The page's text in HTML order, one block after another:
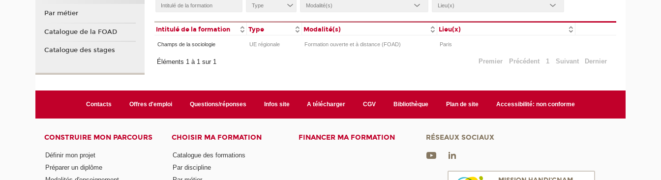
Intitulé de la formation Type Modalité(s) Lieu(x)
Champs de la sociologie UE régionale Formation ouverte et à distance (FOAD) Paris
Éléments 1 à 1 sur 1 Premier Précédent 1 Suivant Dernier
Par métier
Catalogue de la FOAD
Catalogue des stages
Contacts Offres d'emploi Questions/réponses Infos site A télécharger CGV Bibliothèque Plan de site Accessibilité: non conforme
CONSTRUIRE MON PARCOURS
Définir mon projet
Préparer un diplôme
CHOISIR MA FORMATION
Catalogue des formations
Par discipline
FINANCER MA FORMATION RÉSEAUX SOCIAUX